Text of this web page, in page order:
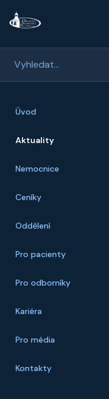
Úvod
Aktuality
Nemocnice
Ceníky
Oddělení
Pro pacienty
Pro odborníky
Kariéra
Pro média
Kontakty